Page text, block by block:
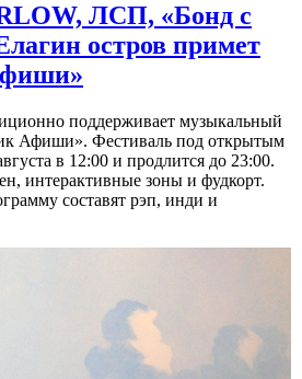
ЛСП, «Бонд с
остров примет
поддерживает музыкальный
Афиши». Фестиваль под открытым
в 12:00 и продлится до 23:00.
интерактивные зоны и фудкорт.
составят рэп, инди и